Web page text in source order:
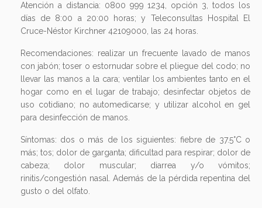
Atención a distancia: 0800 999 1234, opción 3, todos los
días de 8:00 a 20:00 horas; y Teleconsultas Hospital El
Cruce-Néstor Kirchner 42109000, las 24 horas.
Recomendaciones: realizar un frecuente lavado de manos
con jabón; toser o estornudar sobre el pliegue del codo; no
llevar las manos a la cara; ventilar los ambientes tanto en el
hogar como en el lugar de trabajo; desinfectar objetos de
uso cotidiano; no automedicarse; y utilizar alcohol en gel
para desinfección de manos.
Síntomas: dos o más de los siguientes: fiebre de 37.5°C o
más; tos; dolor de garganta; dificultad para respirar; dolor de
cabeza; dolor muscular; diarrea y/o vómitos;
rinitis/congestión nasal. Además de la pérdida repentina del
gusto o del olfato.